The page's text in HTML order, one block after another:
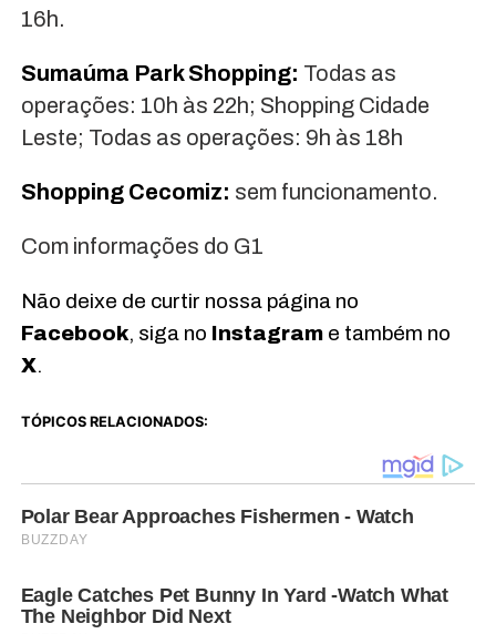
16h.
Sumaúma Park Shopping: Todas as
operações: 10h às 22h; Shopping Cidade
Leste; Todas as operações: 9h às 18h
Shopping Cecomiz: sem funcionamento.
Com informações do G1
Não deixe de curtir nossa página no
Facebook, siga no Instagrame também no
X.
TÓPICOS RELACIONADOS: